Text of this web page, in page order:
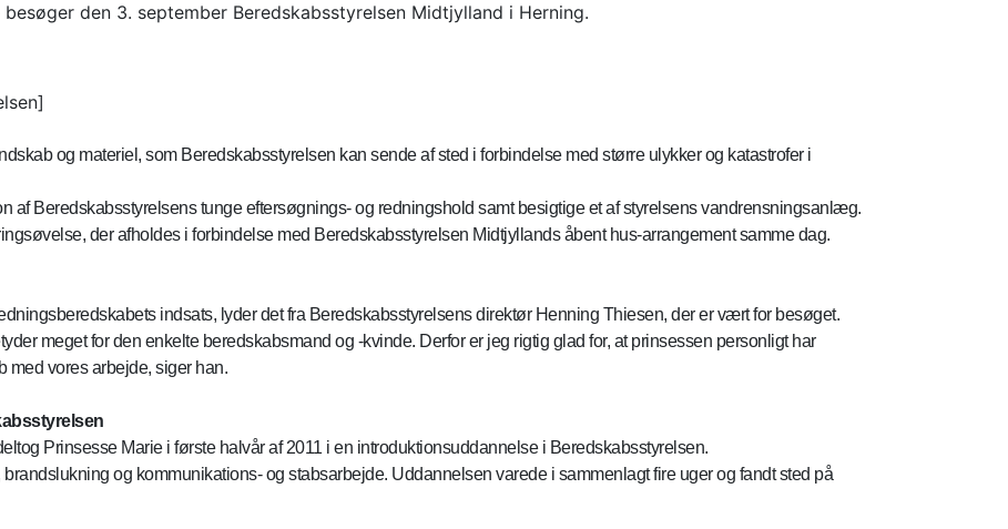
den 3. september Beredskabsstyrelsen Midtjylland i Herning.
og materiel, som Beredskabsstyrelsen kan sende af sted i forbindelse med større ulykker og katastrofer i
af Beredskabsstyrelsens tunge eftersøgnings- og redningshold samt besigtige et af styrelsens vandrensningsanlæg.
der afholdes i forbindelse med Beredskabsstyrelsen Midtjyllands åbent hus-arrangement samme dag.
indsats, lyder det fra Beredskabsstyrelsens direktør Henning Thiesen, der er vært for besøget.
meget for den enkelte beredskabsmand og -kvinde. Derfor er jeg rigtig glad for, at prinsessen personligt har
med vores arbejde, siger han.
Prinsesse Marie i første halvår af 2011 i en introduktionsuddannelse i Beredskabsstyrelsen.
og kommunikations- og stabsarbejde. Uddannelsen varede i sammenlagt fire uger og fandt sted på